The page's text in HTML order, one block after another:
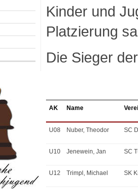
Kinder und
Platzierung
Die Sieger
AK Name
U08 Nuber, Theodor SC
U10 Jenewein, Jan SC
U12 Trimpl, Michael SK